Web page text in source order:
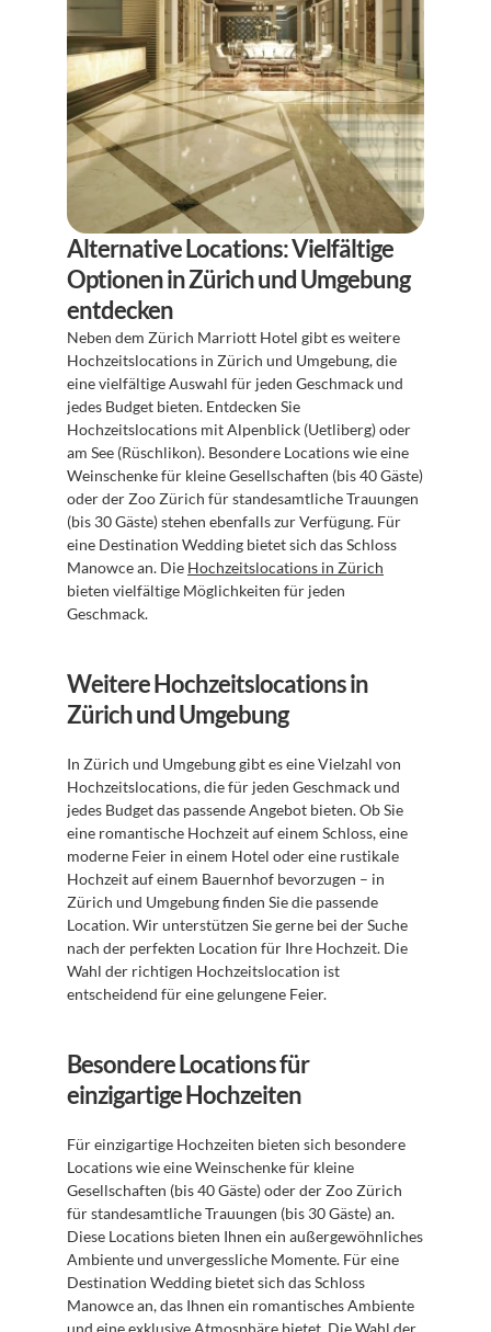
Alternative Locations: Vielfältige
Optionen in Zürich und Umgebung
entdecken
Neben dem Zürich Marriott Hotel gibt es weitere
Hochzeitslocations in Zürich und Umgebung, die
eine vielfältige Auswahl für jeden Geschmack und
jedes Budget bieten. Entdecken Sie
Hochzeitslocations mit Alpenblick (Uetliberg) oder
am See (Rüschlikon). Besondere Locations wie eine
Weinschenke für kleine Gesellschaften (bis 40 Gäste)
oder der Zoo Zürich für standesamtliche Trauungen
(bis 30 Gäste) stehen ebenfalls zur Verfügung. Für
eine Destination Wedding bietet sich das Schloss
Manowce an. Die Hochzeitslocations in Zürich
bieten vielfältige Möglichkeiten für jeden
Geschmack.
Weitere Hochzeitslocations in
Zürich und Umgebung
In Zürich und Umgebung gibt es eine Vielzahl von
Hochzeitslocations, die für jeden Geschmack und
jedes Budget das passende Angebot bieten. Ob Sie
eine romantische Hochzeit auf einem Schloss, eine
moderne Feier in einem Hotel oder eine rustikale
Hochzeit auf einem Bauernhof bevorzugen – in
Zürich und Umgebung finden Sie die passende
Location. Wir unterstützen Sie gerne bei der Suche
nach der perfekten Location für Ihre Hochzeit. Die
Wahl der richtigen Hochzeitslocation ist
entscheidend für eine gelungene Feier.
Besondere Locations für
einzigartige Hochzeiten
Für einzigartige Hochzeiten bieten sich besondere
Locations wie eine Weinschenke für kleine
Gesellschaften (bis 40 Gäste) oder der Zoo Zürich
für standesamtliche Trauungen (bis 30 Gäste) an.
Diese Locations bieten Ihnen ein außergewöhnliches
Ambiente und unvergessliche Momente. Für eine
Destination Wedding bietet sich das Schloss
Manowce an, das Ihnen ein romantisches Ambiente
und eine exklusive Atmosphäre bietet. Die Wahl der